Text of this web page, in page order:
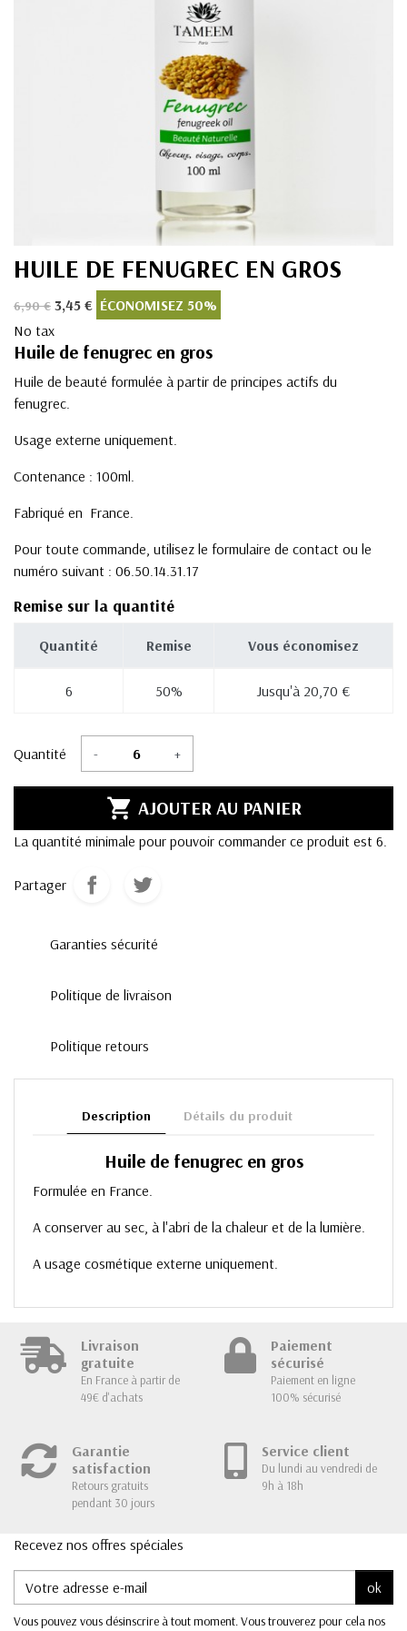
HUILE DE FENUGREC EN GROS
6,90 € 3,45 € ÉCONOMISEZ 50%
No tax
Huile de fenugrec en gros
Huile de beauté formulée à partir de principes actifs du
fenugrec.
Usage externe uniquement.
Contenance : 100ml.
Fabriqué en France.
Pour toute commande, utilisez le formulaire de contact ou le
numéro suivant : 06.50.14.31.17
Remise sur la quantité
Quantité Remise Vous économisez
6 50% Jusqu'à 20,70 €
Quantité - +
 AJOUTER AU PANIER
La quantité minimale pour pouvoir commander ce produit est 6.
Partager
Garanties sécurité
Politique de livraison
Politique retours
Description Détails du produit
Huile de fenugrec en gros
Formulée en France.
A conserver au sec, à l'abri de la chaleur et de la lumière.
A usage cosmétique externe uniquement.
Livraison
gratuite
En France à partir de
49€ d'achats
Paiement
sécurisé
Paiement en ligne
100% sécurisé
Garantie
satisfaction
Retours gratuits
pendant 30 jours
Service client
Du lundi au vendredi de
9h à 18h
Recevez nos offres spéciales
ok
Vous pouvez vous désinscrire à tout moment. Vous trouverez pour cela nos